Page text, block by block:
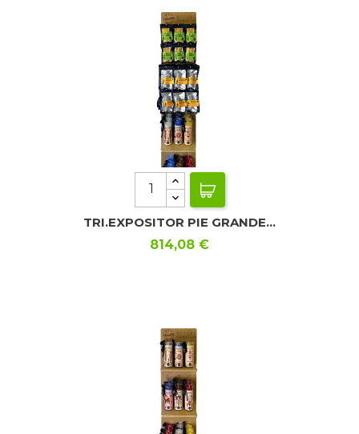
TRI.EXPOSITOR PIE GRANDE...
Precio
814,08 €